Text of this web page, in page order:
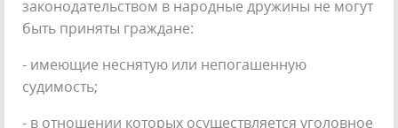
законодательством в народные дружины не могут
быть приняты граждане:
- имеющие неснятую или непогашенную
судимость;
- в отношении которых осуществляется уголовное